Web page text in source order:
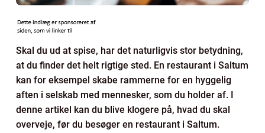
Skal du ud at spise, har det naturligvis stor betydning,
at du finder det helt rigtige sted. En restaurant i Saltum
kan for eksempel skabe rammerne for en hyggelig
aften i selskab med mennesker, som du holder af. I
denne artikel kan du blive klogere på, hvad du skal
overveje, før du besøger en restaurant i Saltum.